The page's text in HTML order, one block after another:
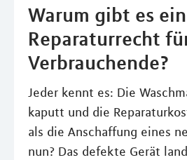
Warum gibt es ein
Reparaturrecht
Verbrauchende?
Jeder kennt es: Die
kaputt und die
als die Anschaffung eines
nun? Das defekte Gerät